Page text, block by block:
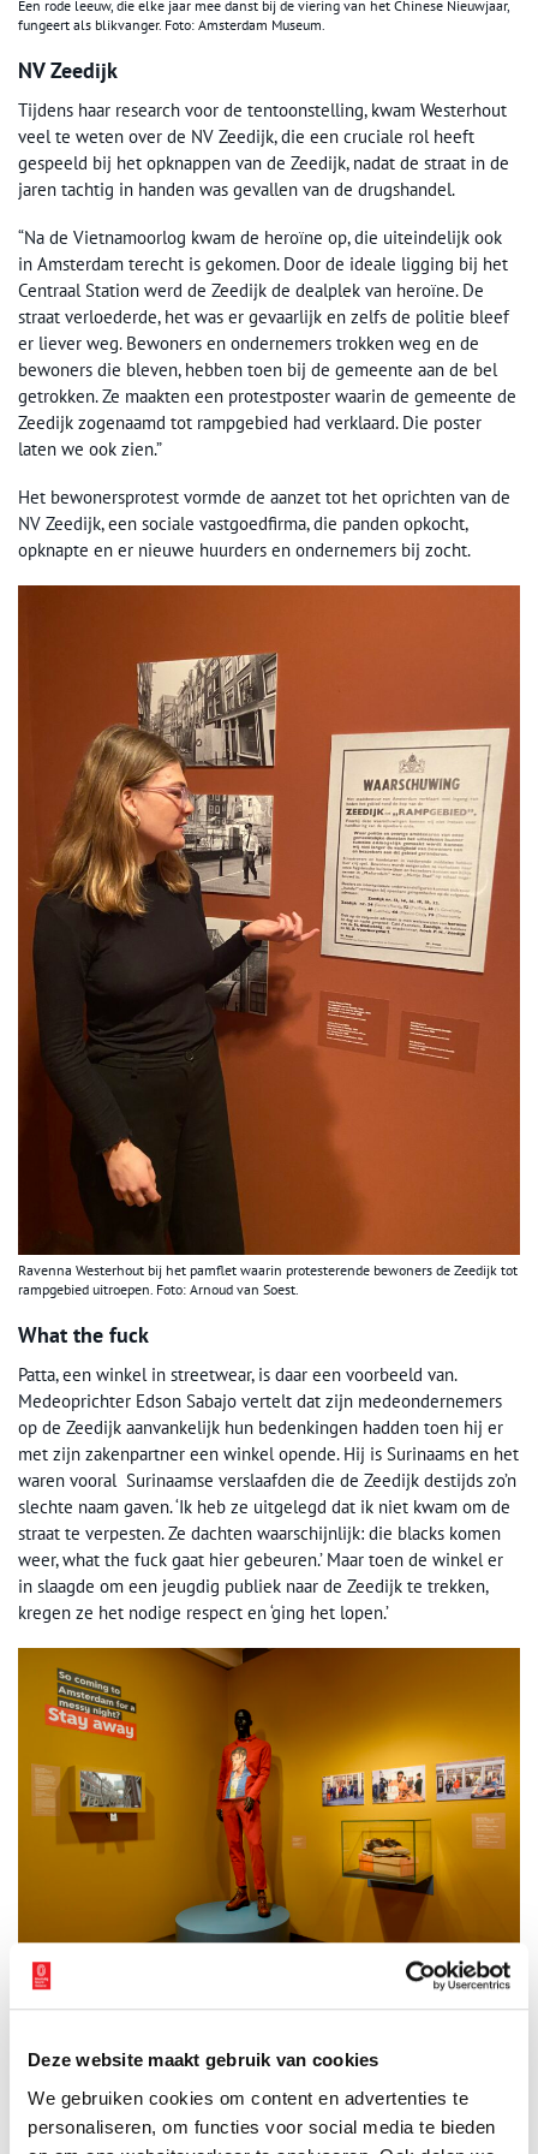
Deze website maakt gebruik van cookies
We gebruiken cookies om content en advertenties te
personaliseren, om functies voor social media te bieden
Een rode leeuw, die elke jaar mee danst bij de viering van het Chinese Nieuwjaar,
fungeert als blikvanger. Foto: Amsterdam Museum.
NV Zeedijk
Tijdens haar research voor de tentoonstelling, kwam Westerhout
veel te weten over de NV Zeedijk, die een cruciale rol heeft
gespeeld bij het opknappen van de Zeedijk, nadat de straat in de
jaren tachtig in handen was gevallen van de drugshandel.
“Na de Vietnamoorlog kwam de heroïne op, die uiteindelijk ook
in Amsterdam terecht is gekomen. Door de ideale ligging bij het
Centraal Station werd de Zeedijk de dealplek van heroïne. De
straat verloederde, het was er gevaarlijk en zelfs de politie bleef
er liever weg. Bewoners en ondernemers trokken weg en de
bewoners die bleven, hebben toen bij de gemeente aan de bel
getrokken. Ze maakten een protestposter waarin de gemeente de
Zeedijk zogenaamd tot rampgebied had verklaard. Die poster
laten we ook zien.”
Het bewonersprotest vormde de aanzet tot het oprichten van de
NV Zeedijk, een sociale vastgoedfirma, die panden opkocht,
opknapte en er nieuwe huurders en ondernemers bij zocht.
Ravenna Westerhout bij het pamflet waarin protesterende bewoners de Zeedijk tot
rampgebied uitroepen. Foto: Arnoud van Soest.
What the fuck
Patta, een winkel in streetwear, is daar een voorbeeld van.
Medeoprichter Edson Sabajo vertelt dat zijn medeondernemers
op de Zeedijk aanvankelijk hun bedenkingen hadden toen hij er
met zijn zakenpartner een winkel opende. Hij is Surinaams en het
waren vooral Surinaamse verslaafden die de Zeedijk destijds zo’n
slechte naam gaven. ‘Ik heb ze uitgelegd dat ik niet kwam om de
straat te verpesten. Ze dachten waarschijnlijk: die blacks komen
weer, what the fuck gaat hier gebeuren.’ Maar toen de winkel er
in slaagde om een jeugdig publiek naar de Zeedijk te trekken,
kregen ze het nodige respect en ‘ging het lopen.’
De Olofskapel
Dat ondernemers zich weer op de Zeedijk wilden vestigen, kwam
ook door de komst van het luxe Barbizon Palace Hotel dat zich